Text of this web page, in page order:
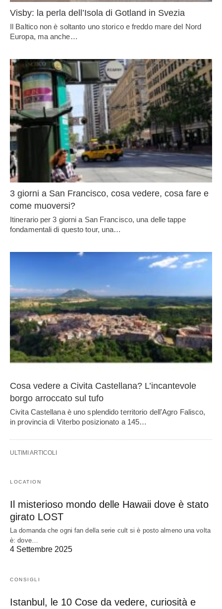
Visby: la perla dell’Isola di Gotland in Svezia
Il Baltico non è soltanto uno storico e freddo mare del Nord
Europa, ma anche…
3 giorni a San Francisco, cosa vedere, cosa fare e
come muoversi?
Itinerario per 3 giorni a San Francisco, una delle tappe
fondamentali di questo tour, una…
Cosa vedere a Civita Castellana? L’incantevole
borgo arroccato sul tufo
Civita Castellana è uno splendido territorio dell'Agro Falisco,
in provincia di Viterbo posizionato a 145…
ULTIMI ARTICOLI
LOCATION
Il misterioso mondo delle Hawaii dove è stato
girato LOST
La domanda che ogni fan della serie cult si è posto almeno una volta
è: dove…
4 Settembre 2025
CONSIGLI
Istanbul, le 10 Cose da vedere, curiosità e